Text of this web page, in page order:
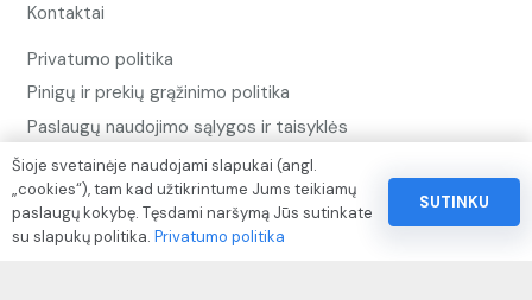
Kontaktai
Privatumo politika
Pinigų ir prekių grąžinimo politika
Paslaugų naudojimo sąlygos ir taisyklės
Rekvizitai
IVP kodas: 310104
Šioje svetainėje naudojami slapukai (angl.
„cookies“), tam kad užtikrintume Jums teikiamų
paslaugų kokybę. Tęsdami naršymą Jūs sutinkate
su slapukų politika. Privatumo politika
SUTINKU